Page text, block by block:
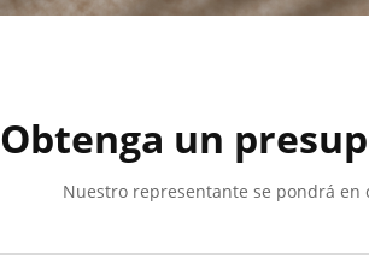
Obtenga un
Nuestro representante se pondrá en